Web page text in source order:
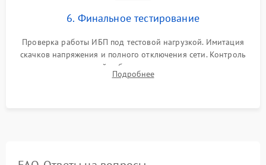
6. Финальное тестирование
Проверка работы ИБП под тестовой нагрузкой. Имитация
скачков напряжения и полного отключения сети. Контроль
времени автономной работы, температурного режима и
корректности формы выходного сигнала.
Подробнее